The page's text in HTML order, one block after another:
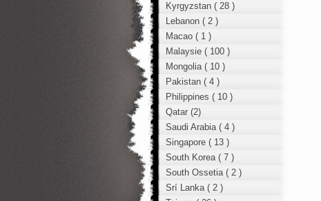
Kyrgyzstan ( 28 )
Lebanon ( 2 )
Macao ( 1 )
Malaysie ( 100 )
Mongolia ( 10 )
Pakistan ( 4 )
Philippines ( 10 )
Qatar (2)
Saudi Arabia ( 4 )
Singapore ( 13 )
South Korea ( 7 )
South Ossetia ( 2 )
Srí Lanka ( 2 )